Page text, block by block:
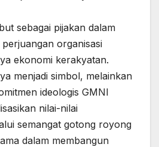
sebagai pijakan dalam
organisasi
ekonomi kerakyatan.
menjadi simbol, melainkan
ideologis GMNI
nilai-nilai
semangat gotong royong
dalam membangun